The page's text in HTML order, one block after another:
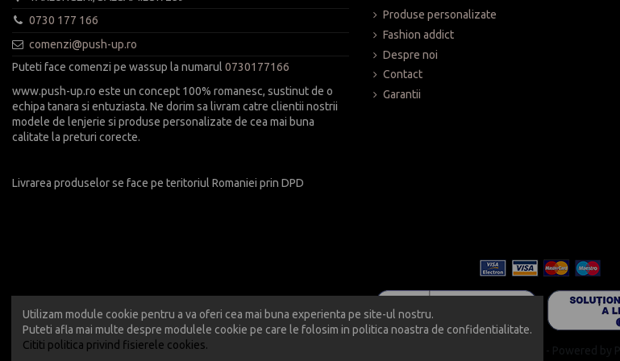
Pentru
Va invitam
0730 177 166
comenzi@push-up.ro
Puteti face comenzi pe wassup la numarul 0730177166
www.push-up.ro este un concept 100% romanesc, sustinut de o
echipa tanara si entuziasta. Ne dorim sa livram catre clientii nostrii
modele de lenjerie si produse personalizate de cea mai buna
calitate la preturi corecte.
Livrarea produselor se face pe teritoriul Romaniei prin DPD
Produse personalizate
Fashion addict
Despre noi
Contact
Garantii
Copyright 2019 - Push-up - Powered by
Utilizam module cookie pentru a va oferi cea mai buna experienta pe site-ul nostru.
Puteti afla mai multe despre modulele cookie pe care le folosim in politica noastra de confidentialitate.
Cititi politica privind fisierele cookies.